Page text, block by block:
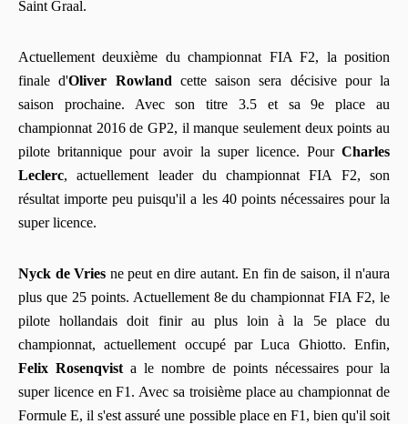
Saint Graal.
Actuellement deuxième du championnat FIA F2, la position
finale d'Oliver Rowland cette saison sera décisive pour la
saison prochaine. Avec son titre 3.5 et sa 9e place au
championnat 2016 de GP2, il manque seulement deux points au
pilote britannique pour avoir la super licence. Pour Charles
Leclerc, actuellement leader du championnat FIA F2, son
résultat importe peu puisqu'il a les 40 points nécessaires pour la
super licence.
Nyck de Vries ne peut en dire autant. En fin de saison, il n'aura
plus que 25 points. Actuellement 8e du championnat FIA F2, le
pilote hollandais doit finir au plus loin à la 5e place du
championnat, actuellement occupé par Luca Ghiotto. Enfin,
Felix Rosenqvist a le nombre de points nécessaires pour la
super licence en F1. Avec sa troisième place au championnat de
Formule E, il s'est assuré une possible place en F1, bien qu'il soit